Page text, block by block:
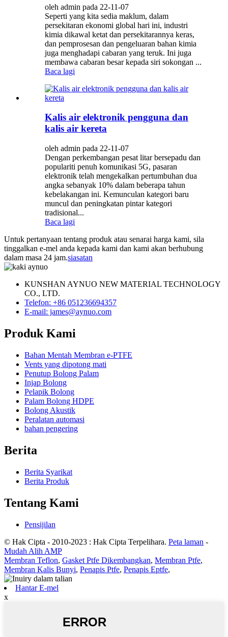
oleh admin pada 22-11-07
Seperti yang kita sedia maklum, dalam
persekitaran ekonomi global hari ini, industri
kimia dikawal ketat dan persekitarannya keras,
dan pemprosesan dan pengeluaran bahan kimia
juga menghadapi cabaran yang teruk. Ini juga
membawa cabaran besar kepada siri sokongan ...
Baca lagi
Kalis air elektronik pengguna dan
kalis air kereta
oleh admin pada 22-11-07
Dengan perkembangan pesat litar bersepadu dan
populariti penuh komunikasi 5G, pasaran
elektronik telah mengekalkan pertumbuhan dua
angka sebanyak 10% dalam beberapa tahun
kebelakangan ini. Kemunculan kategori baru
muncul dan peningkatan pintar kategori
tradisional...
Baca lagi
Untuk pertanyaan tentang produk atau senarai harga kami, sila
tinggalkan e-mel anda kepada kami dan kami akan berhubung
dalam masa 24 jam.siasatan
KUNSHAN AYNUO NEW MATERIAL TECHNOLOGY
CO., LTD.
Telefon: +86 051236694357
E-mail: james@aynuo.com
Produk Kami
Bahan Mentah Membran e-PTFE
Vents yang dipotong mati
Penutup Bolong Palam
Injap Bolong
Pelapik Bolong
Palam Bolong HDPE
Bolong Akustik
Peralatan automasi
bahan pengering
Berita
Berita Syarikat
Berita Produk
Tentang Kami
Pensijilan
© Hak Cipta - 2010-2023 : Hak Cipta Terpelihara. Peta laman -
Mudah Alih AMP
Membran Teflon, Gasket Ptfe Dikembangkan, Membran Ptfe,
Membran Kalis Bunyi, Penapis Ptfe, Penapis Eptfe,
Hantar E-mel
x